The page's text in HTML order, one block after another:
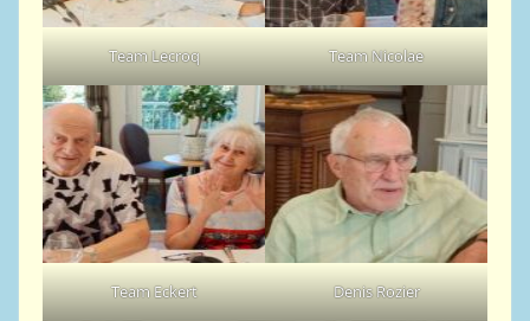
Team Lecroq Team Nicolae
Team Eckert Denis Rozier